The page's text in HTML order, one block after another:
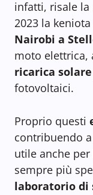
infatti, risale la
2023 la keniota
Nairobi a
moto elettrica,
ricarica solare
fotovoltaici.
Proprio questi
contribuendo
utile anche per
sempre più
laboratorio di